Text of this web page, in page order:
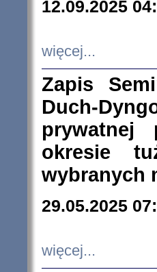
12.09.2025
więcej...
Zapis
Duch-
prywatnej
okresie
wybranych
29.05.2025
więcej...